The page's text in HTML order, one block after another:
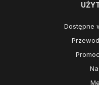
Dostępne